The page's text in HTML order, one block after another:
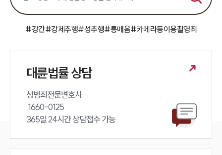
#강간#강제추행#성추행#통매음#카메라등이용촬영죄
대륜법률 상담
성범죄전문변호사
365일 24시간 상담접수 가능